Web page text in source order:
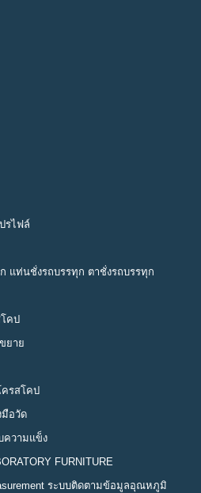
รไฟล์
แท่นชั่งรถบรรทุก ตาชั่งรถบรรทุก
คป
ยาย
ครสโคป
มือวัด
ความแข็ง
FURNITURE
ระบบติดตามข้อมูลอุณหภูมิ